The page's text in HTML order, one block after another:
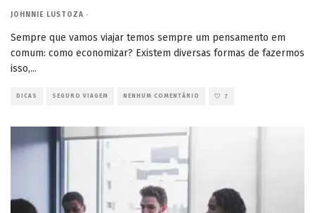
JOHNNIE LUSTOZA ·
Sempre que vamos viajar temos sempre um pensamento em
comum: como economizar? Existem diversas formas de fazermos
isso,...
DICAS SEGURO VIAGEM NENHUM COMENTÁRIO 7